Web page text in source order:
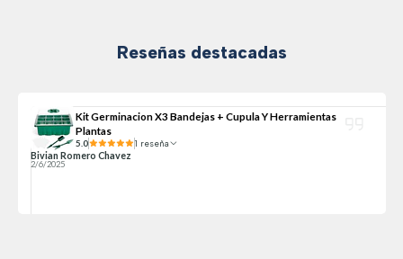
Reseñas destacadas
Kit Germinacion X3 Bandejas + Cupula Y Herramientas
Plantas
5.0 1 reseña
Bivian Romero Chavez
2/6/2025